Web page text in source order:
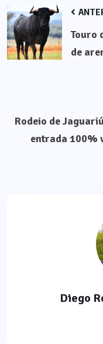
Touro
de
Rodeio de
entrada 100%
Diego